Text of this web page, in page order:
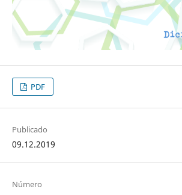
PDF
Publicado
09.12.2019
Número